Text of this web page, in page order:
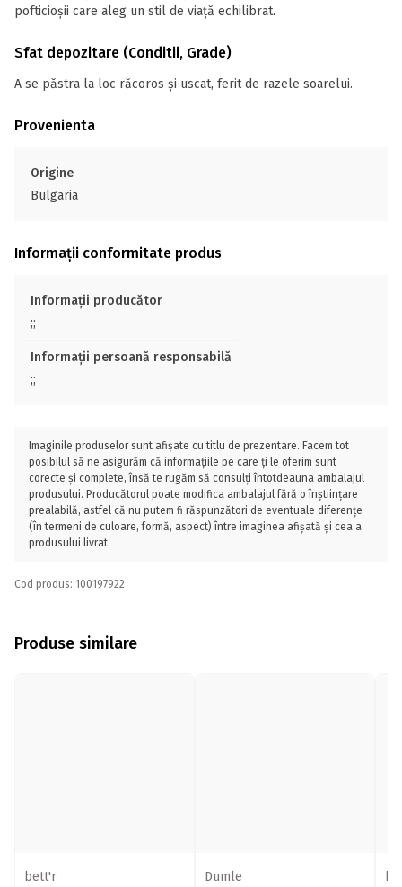
pofticioșii care aleg un stil de viață echilibrat.
Sfat depozitare (Conditii, Grade)
A se păstra la loc răcoros și uscat, ferit de razele soarelui.
Provenienta
Origine
Bulgaria
Informații conformitate produs
Informații producător
;;
Informații persoană responsabilă
;;
Imaginile produselor sunt afișate cu titlu de prezentare. Facem tot
posibilul să ne asigurăm că informațiile pe care ți le oferim sunt
corecte și complete, însă te rugăm să consulți întotdeauna ambalajul
produsului. Producătorul poate modifica ambalajul fără o înștiințare
prealabilă, astfel că nu putem fi răspunzători de eventuale diferențe
(în termeni de culoare, formă, aspect) între imaginea afișată și cea a
produsului livrat.
Cod produs: 100197922
Produse similare
bett'r
Dumle